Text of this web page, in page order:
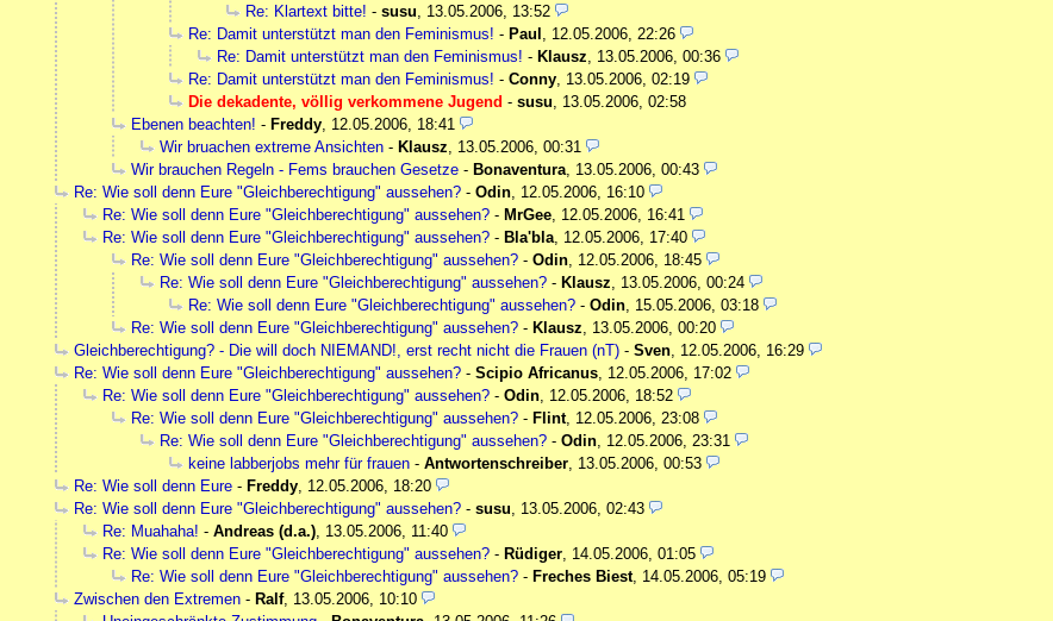
Re: Klartext bitte! - susu, 13.05.2006, 13:52
Re: Damit unterstützt man den Feminismus! - Paul , 12.05.2006, 22:26
Re: Damit unterstützt man den Feminismus! - Klausz, 13.05.2006, 00:36
Re: Damit unterstützt man den Feminismus! - Conny, 13.05.2006, 02:19
Die dekadente, völlig verkommene Jugend - susu, 13.05.2006, 02:58
Ebenen beachten! - Freddy, 12.05.2006, 18:41
Wir bruachen extreme Ansichten - Klausz, 13.05.2006, 00:31
Wir brauchen Regeln - Fems brauchen Gesetze - Bonaventura, 13.05.2006, 00:43
Re: Wie soll denn Eure "Gleichberechtigung" aussehen? - Odin, 12.05.2006, 16:10
Re: Wie soll denn Eure "Gleichberechtigung" aussehen? - MrGee, 12.05.2006, 16:41
Re: Wie soll denn Eure "Gleichberechtigung" aussehen? - Bla'bla, 12.05.2006, 17:40
Re: Wie soll denn Eure "Gleichberechtigung" aussehen? - Odin, 12.05.2006, 18:45
Re: Wie soll denn Eure "Gleichberechtigung" aussehen? - Klausz, 13.05.2006, 00:24
Re: Wie soll denn Eure "Gleichberechtigung" aussehen? - Odin, 15.05.2006, 03:18
Re: Wie soll denn Eure "Gleichberechtigung" aussehen? - Klausz, 13.05.2006, 00:20
Gleichberechtigung? - Die will doch NIEMAND!, erst recht nicht die Frauen (nT) - Sven, 12.05.2006, 16:29
Re: Wie soll denn Eure "Gleichberechtigung" aussehen? - Scipio Africanus, 12.05.2006, 17:02
Re: Wie soll denn Eure "Gleichberechtigung" aussehen? - Odin, 12.05.2006, 18:52
Re: Wie soll denn Eure "Gleichberechtigung" aussehen? - Flint, 12.05.2006, 23:08
Re: Wie soll denn Eure "Gleichberechtigung" aussehen? - Odin, 12.05.2006, 23:31
keine labberjobs mehr für frauen - Antwortenschreiber, 13.05.2006, 00:53
Re: Wie soll denn Eure - Freddy, 12.05.2006, 18:20
Re: Wie soll denn Eure "Gleichberechtigung" aussehen? - susu, 13.05.2006, 02:43
Re: Muahaha! - Andreas (d.a.), 13.05.2006, 11:40
Re: Wie soll denn Eure "Gleichberechtigung" aussehen? - Rüdiger, 14.05.2006, 01:05
Re: Wie soll denn Eure "Gleichberechtigung" aussehen? - Freches Biest, 14.05.2006, 05:19
Zwischen den Extremen - Ralf, 13.05.2006, 10:10